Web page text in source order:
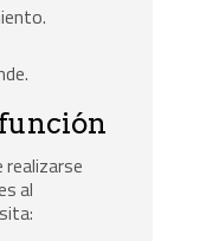
realizarse
al